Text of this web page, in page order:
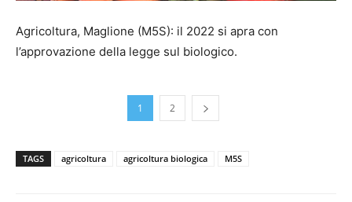
Agricoltura, Maglione (M5S): il 2022 si apra con
l’approvazione della legge sul biologico.
1 2
TAGS agricoltura agricoltura biologica M5S